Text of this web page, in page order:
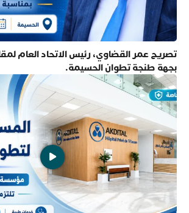
تصريح عمر القضاوي، رئيس الاتحاد العام
بجهة طنجة تطوان الحسيمة.